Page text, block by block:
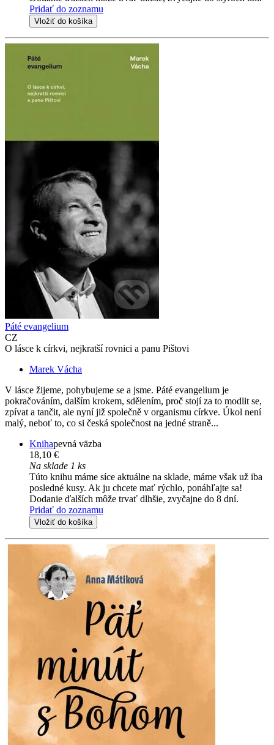
Pridať do zoznamu
Vložiť do košíka
Páté evangelium
CZ
O lásce k církvi, nejkratší rovnici a panu Pištovi
Marek Vácha
V lásce žijeme, pohybujeme se a jsme. Páté evangelium je
pokračováním, dalším krokem, sdělením, proč stojí za to modlit se,
zpívat a tančit, ale nyní již společně v organismu církve. Úkol není
malý, neboť to, co si česká společnost na jedné straně...
Knihapevná väzba
18,10 €
Na sklade 1 ks
Túto knihu máme síce aktuálne na sklade, máme však už iba
posledné kusy. Ak ju chcete mať rýchlo, ponáhľajte sa!
Dodanie ďalších môže trvať dlhšie, zvyčajne do 8 dní.
Pridať do zoznamu
Vložiť do košíka